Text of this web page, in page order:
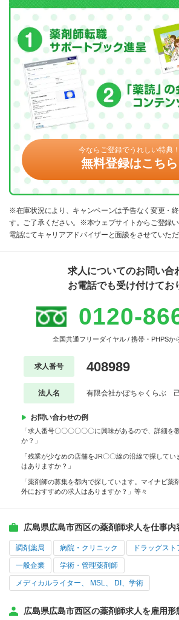
今ならご登録でうれしい特典！
無料登録はこちら
※在庫状況により、キャンペーンは予告なく変更・
す。ご了承ください。※本ウェブサイトからご登録
電話にてキャリアアドバイザーと面談をさせていただ
求人についてのお問い合
お電話でも受け付けてお
0120-
全国共通フリーダイヤル / 携帯・PHPSか
求人番号 408989
法人名 有限会社かぼちゃくらぶ
お問い合わせの例
「求人番号〇〇〇〇〇〇に興味があるので、詳細を
か？」
「残業が少なめの店舗をJR〇〇線の沿線で探して
はありますか？」
「薬剤師の募集を都内で探しています。マイナビ薬
外におすすめの求人はありますか？」等々
広島県広島市西区の薬剤師求人を仕事内
調剤薬局 病院・クリニック ドラッグスト
一般企業 学術・管理薬剤師
メディカルライター、 MSL、 DI、学術
広島県広島市西区の薬剤師求人を雇用形